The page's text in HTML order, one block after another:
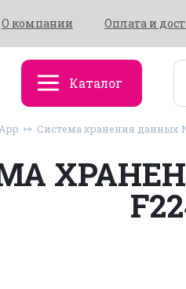
О компании Оплата и
Каталог
Система хранения данных